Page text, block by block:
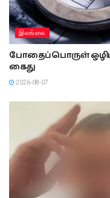
இலங்கை
போதைப்பொருள்
கைது
2026-08-07